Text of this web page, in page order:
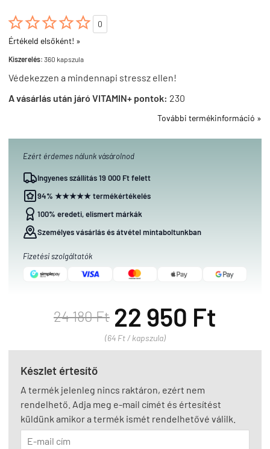

0
Értékeld elsőként! »
Kiszerelés: 360 kapszula
Védekezzen a mindennapi stressz ellen!
A vásárlás után járó VITAMIN+ pontok: 230
További termékinformáció »
Ezért érdemes nálunk vásárolnod
Ingyenes szállítás 19 000 Ft felett
94% ★★★★★ termékértékelés
100% eredeti, elismert márkák
Személyes vásárlás és átvétel mintaboltunkban
Fizetési szolgáltatók
24 180 Ft 22 950 Ft
(64 Ft / kapszula)
Készlet értesítő
A termék jelenleg nincs raktáron, ezért nem
rendelhető. Adja meg e-mail címét és értesítést
küldünk amikor a termék ismét rendelhetővé válilk.